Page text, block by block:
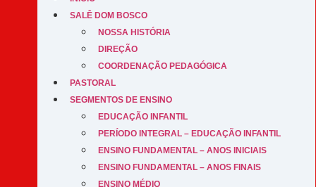
SALÊ DOM BOSCO
NOSSA HISTÓRIA
DIREÇÃO
COORDENAÇÃO PEDAGÓGICA
PASTORAL
SEGMENTOS DE ENSINO
EDUCAÇÃO INFANTIL
PERÍODO INTEGRAL – EDUCAÇÃO INFANTIL
ENSINO FUNDAMENTAL – ANOS INICIAIS
ENSINO FUNDAMENTAL – ANOS FINAIS
ENSINO MÉDIO